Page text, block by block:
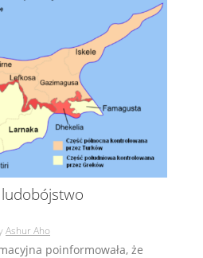
Ashur Aho
poinformowała, że